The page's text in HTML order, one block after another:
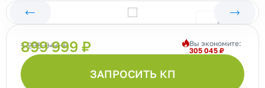
ЗАПРОСИТЬ КП
1 205 044 ₽
899 999 ₽
Вы экономите:
305 045 ₽